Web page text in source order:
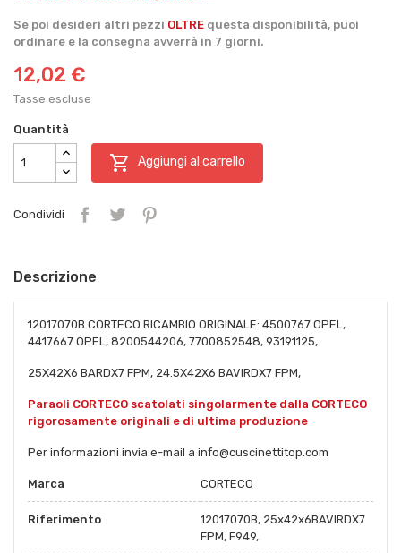
Se poi desideri altri pezzi OLTRE questa disponibilità, puoi
ordinare e la consegna avverrà in 7 giorni.
12,02 €
Tasse escluse
Quantità
 Aggiungi al carrello
Condividi
Descrizione
12017070B CORTECO RICAMBIO ORIGINALE: 4500767 OPEL,
4417667 OPEL, 8200544206, 7700852548, 93191125,
25X42X6 BARDX7 FPM, 24.5X42X6 BAVIRDX7 FPM,
Paraoli CORTECO scatolati singolarmente dalla CORTECO
rigorosamente originali e di ultima produzione
Per informazioni invia e-mail a info@cuscinettitop.com
Marca CORTECO
Riferimento
12017070B, 25x42x6BAVIRDX7
FPM, F949,